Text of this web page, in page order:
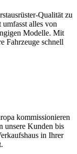
Qualität zu
alles von
Modelle. Mit
Fahrzeuge schnell
kommissionieren
unsere Kunden bis
in Ihrer